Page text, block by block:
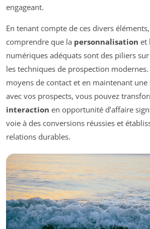
engageant.
En tenant compte de ces divers
comprendre que la personnalisation et
numériques adéquats sont des piliers
les techniques de prospection
moyens de contact et en maintenant
avec vos prospects, vous pouvez
interaction en opportunité d’affaire
voie à des conversions réussies et
relations durables.